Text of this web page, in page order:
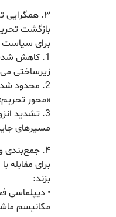
۳. همگرایی تحریم‌ها و تناقضات ترانزیتی
بازگشت
برای سیاست
1. کاهش
زیرساختی
2. محدود
«محور
3. تشدید
مسیرهای
۴. جمع‌بندی و پیشنهادها
برای مقابله
بزند:
• دیپلماسی
مکانیسم